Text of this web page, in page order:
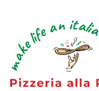
content